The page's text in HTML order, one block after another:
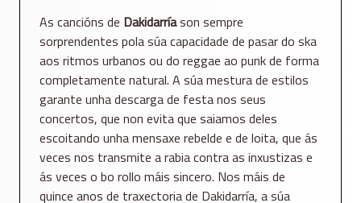
As cancións de Dakidarríason sempre
sorprendentes pola súa capacidade de pasar do ska
aos ritmos urbanos ou do reggae ao punk de forma
completamente natural. A súa mestura de estilos
garante unha descarga de festa nos seus
concertos, que non evita que saiamos deles
escoitando unha mensaxe rebelde e de loita, que ás
veces nos transmite a rabia contra as inxustizas e
ás veces o bo rollo máis sincero. Nos máis de
quince anos de traxectoria de Dakidarría, a súa